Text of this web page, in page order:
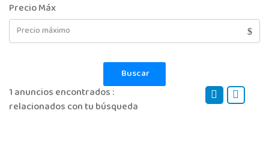
Precio Máx
Buscar
1 anuncios encontrados :
relacionados con tu búsqueda